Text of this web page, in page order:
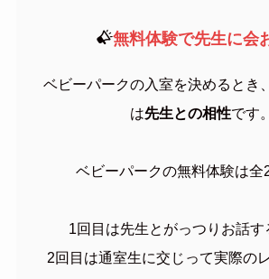
無料体験で先生に会
ベビーパークの入室を決めるとき
は先生との相性です。
ベビーパークの無料体験は全2
1回目は先生とがっつりお話す
2回目は通室生に交じって実際の